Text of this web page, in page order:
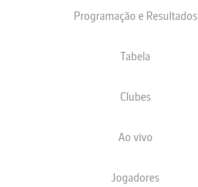
Programação e Resultados
Tabela
Clubes
Ao vivo
Jogadores
12.01.1992